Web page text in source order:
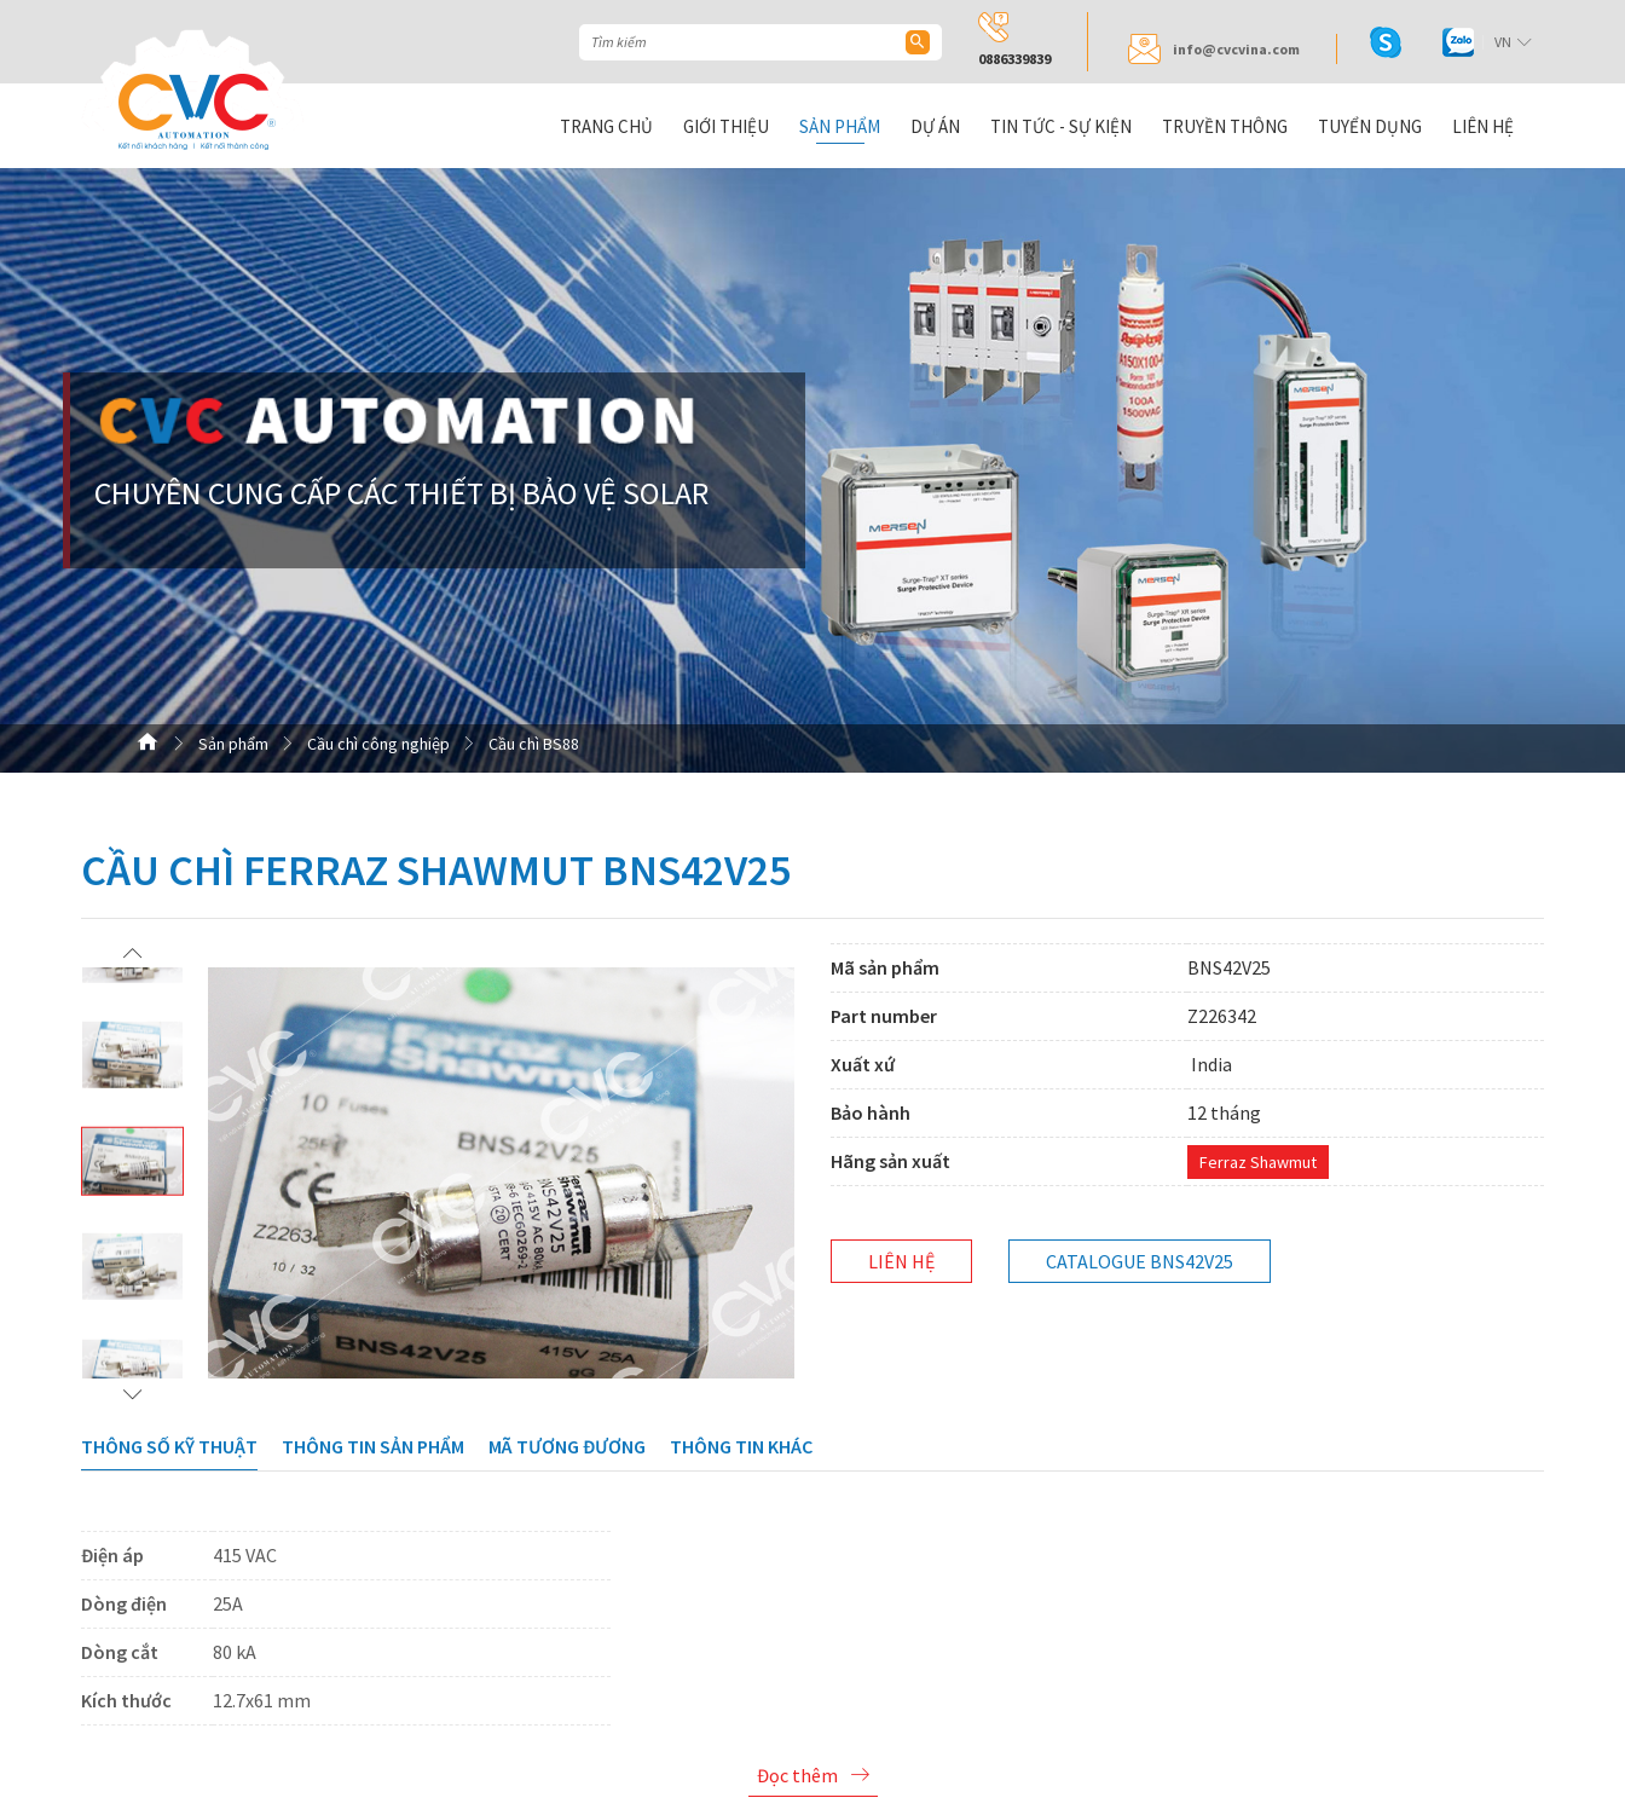
0886339839
info@cvcvina.com VN
TRANG CHỦ GIỚI THIỆU SẢN PHẨM DỰ ÁN TIN TỨC - SỰ KIỆN TRUYỀN THÔNG TUYỂN DỤNG LIÊN HỆ
Sản phẩm Cầu chì công nghiệp Cầu chì BS88
CẦU CHÌ FERRAZ SHAWMUT BNS42V25
Mã sản phẩm
BNS42V25
Part number
Z226342
Xuất xứ
India
Bảo hành
12 tháng
Hãng sản xuất
Ferraz Shawmut
LIÊN HỆ CATALOGUE BNS42V25
THÔNG SỐ KỸ THUẬT THÔNG TIN SẢN PHẨM MÃ TƯƠNG ĐƯƠNG THÔNG TIN KHÁC
Điện áp
415 VAC
Dòng điện
25A
Dòng cắt
80 kA
Kích thước
12.7x61 mm
Đọc thêm